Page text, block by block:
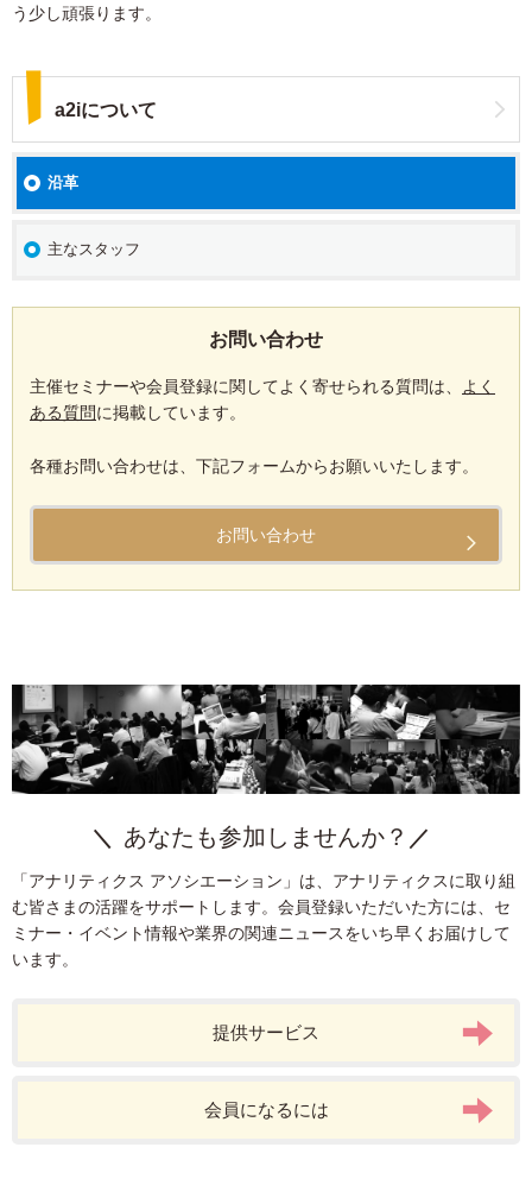
う少し頑張ります。
a2iについて
沿革
主なスタッフ
お問い合わせ
主催セミナーや会員登録に関してよく寄せられる質問は、 よく
ある質問に掲載しています。
各種お問い合わせは、下記フォームからお願いいたします。
お問い合わせ
あなたも参加しませんか？
「アナリティクス アソシエーション」は、アナリティクスに取り組
む皆さまの活躍をサポートします。会員登録いただいた方には、セ
ミナー・イベント情報や業界の関連ニュースをいち早くお届けして
います。
提供サービス
会員になるには